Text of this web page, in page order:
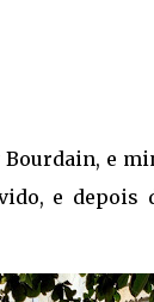
e
e depois